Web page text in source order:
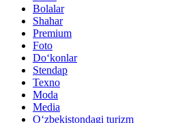
Bolalar
Shahar
Premium
Foto
Do‘konlar
Stendap
Texno
Moda
Media
O‘zbekistondagi turizm